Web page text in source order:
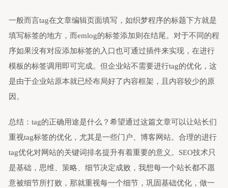
一般而言tag在文章编辑页面填写，如织梦程序的标题下方就是
填写标签的地方，而emlog的标签添加则在结尾。对于不同的程
序如果没有对应添加标签的入口也可通过插件来实现，在进行
模板的标签调用即可完成。但企业站不需要进行tag的优化，这
是由于企业站原本就已经布局好了内容框架，且内容较少的原
因。
总结：tag的正确用途是什么？希望通过这篇文章可以让站长们
重视tag标签的优化，尤其是一些门户、博客网站。合理的进行
tag优化对网站的关键词排名提升有着重要的意义。SEO技术只
是基础，思维、策略、细节决定成败，我想每一个站长都不愿
意被细节所打败，那就重视每一个细节，巩固基础优化，做一